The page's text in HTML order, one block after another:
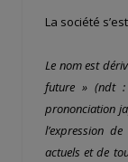
La société
Le nom est
future » (ndt :
prononciation
l’expression
actuels et de